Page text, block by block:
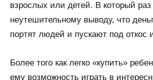
взрослых или детей. В который
неутешительному выводу, что
портят людей и пускают под откос
Более того как легко «купить»
ему возможность играть в